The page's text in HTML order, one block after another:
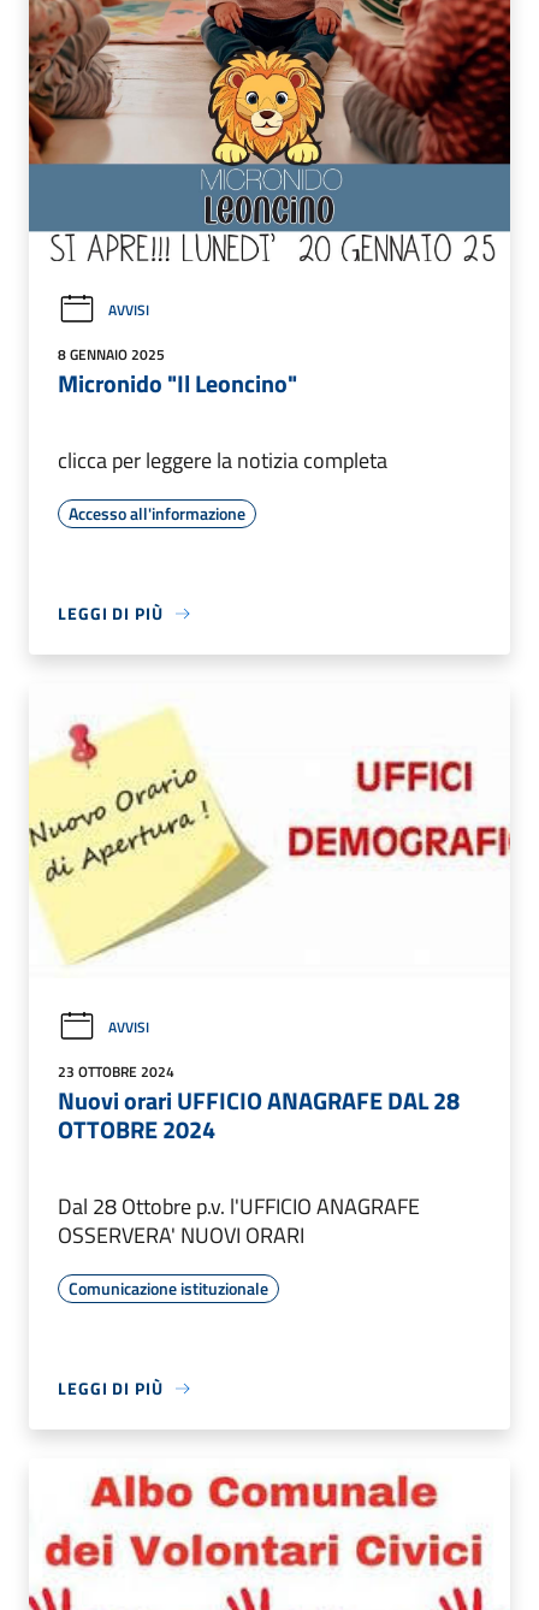
AVVISI
8 GENNAIO 2025
Micronido "Il Leoncino"
clicca per leggere la notizia completa
Accesso all'informazione
LEGGI DI PIÙ
AVVISI
23 OTTOBRE 2024
Nuovi orari UFFICIO ANAGRAFE DAL 28
OTTOBRE 2024
Dal 28 Ottobre p.v. l'UFFICIO ANAGRAFE
OSSERVERA' NUOVI ORARI
Comunicazione istituzionale
LEGGI DI PIÙ